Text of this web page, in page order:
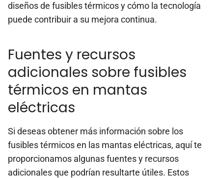
diseños de fusibles térmicos y cómo la tecnología
puede contribuir a su mejora continua.
Fuentes y recursos
adicionales sobre fusibles
térmicos en mantas
eléctricas
Si deseas obtener más información sobre los
fusibles térmicos en las mantas eléctricas, aquí te
proporcionamos algunas fuentes y recursos
adicionales que podrían resultarte útiles. Estos